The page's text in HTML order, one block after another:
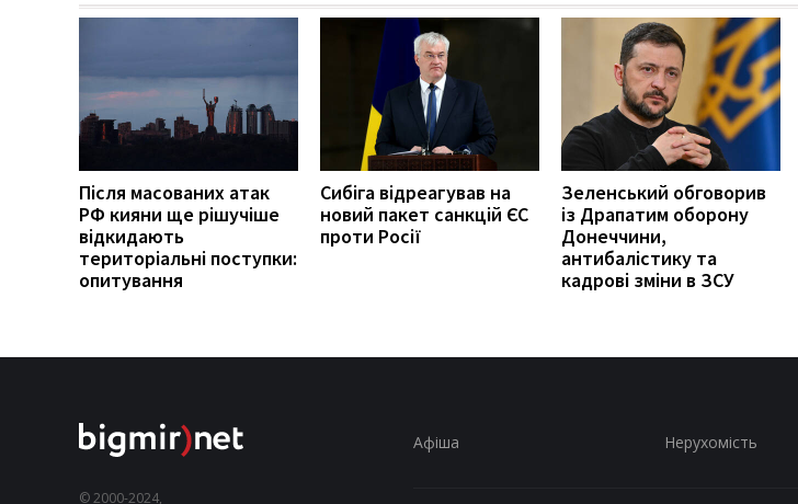
Після масованих атак
РФ кияни ще рішучіше
відкидають
територіальні поступки:
опитування
Сибіга відреагував на
новий пакет санкцій ЄС
проти Росії
Зеленський обговорив
із Драпатим оборону
Донеччини,
антибалістику та
кадрові зміни в ЗСУ
© 2000-2024,
Афіша Нерухомість